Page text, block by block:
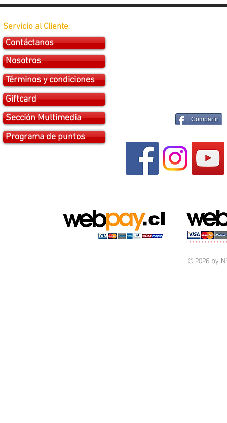
Servicio al Cliente:
Contáctanos
Nosotros
Términos y condiciones
Giftcard
Sección Multimedia
Programa de puntos
Compartir
© 2026 by